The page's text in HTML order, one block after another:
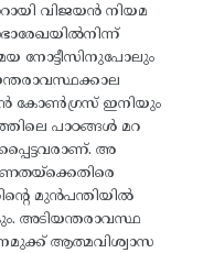
വിജയൻ നിയമ
നോട്ടീസിനുപോലും
കോൺഗ്രസ് ഇനിയും
പാഠങ്ങൾ മറ
അ
മുൻപന്തിയിൽ
അടിയന്തരാവസ്ഥ
നമുക്ക് ആത്മവിശ്വാസ